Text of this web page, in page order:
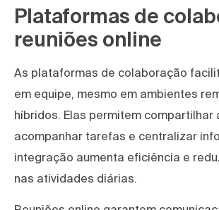
Plataformas de
reuniões online
As plataformas de colaboração
em equipe, mesmo em ambientes
híbridos. Elas permitem compartilhar
acompanhar tarefas e centralizar
integração aumenta eficiência e
nas atividades diárias.